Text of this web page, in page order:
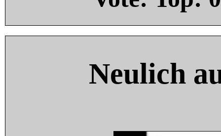
Neulich